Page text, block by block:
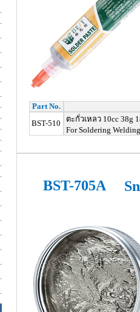
Part No.
BST-510
ตะกั่วเหลว 10cc 38g
For Soldering
BST-705A